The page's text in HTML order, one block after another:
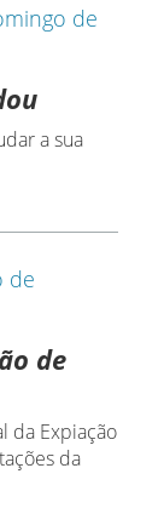
a sua
de
da Expiação
da